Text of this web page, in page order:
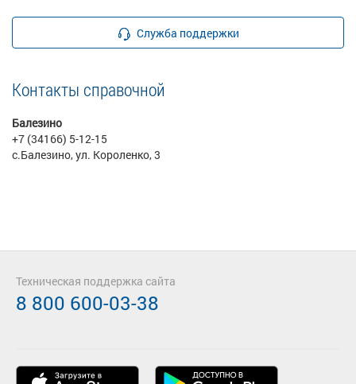
Служба поддержки
Контакты справочной
Балезино
+7 (34166) 5-12-15
с.Балезино, ул. Короленко, 3
Техническая поддержка сайта
8 800 600-03-38